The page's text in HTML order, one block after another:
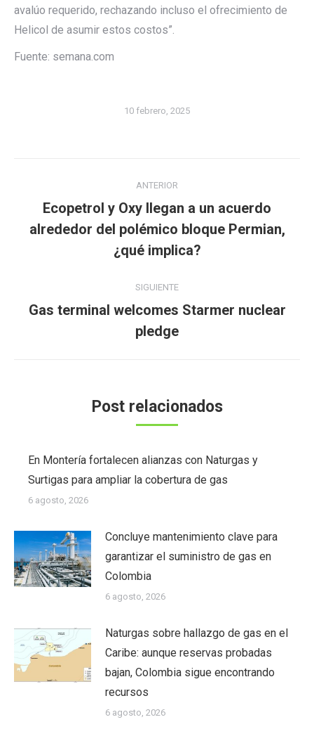
avalúo requerido, rechazando incluso el ofrecimiento de
Helicol de asumir estos costos”.
Fuente: semana.com
10 febrero, 2025
entre
publicaciones
ANTERIOR
Publicación
anterior:
Ecopetrol y Oxy llegan a un acuerdo
alrededor del polémico bloque Permian,
¿qué implica?
SIGUIENTE
Publicación
siguiente:
Gas terminal welcomes Starmer nuclear
pledge
Post relacionados
En Montería fortalecen alianzas con Naturgas y
Surtigas para ampliar la cobertura de gas
6 agosto, 2026
Concluye mantenimiento clave para
garantizar el suministro de gas en
Colombia
6 agosto, 2026
Naturgas sobre hallazgo de gas en el
Caribe: aunque reservas probadas
bajan, Colombia sigue encontrando
recursos
6 agosto, 2026